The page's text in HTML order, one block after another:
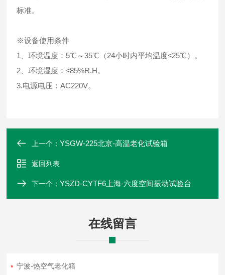
标准。
※设备使用条件
1、环境温度：5℃～35℃（24小时内平均温度≤25℃）。
2、环境湿度：≤85%R.H。
3.电源电压：AC220V。
上一个：YSGW-225北京-高温老化试验箱
返回列表
下一个：YSZD-CYTF6上海-六度空间振动试验台
在线留言